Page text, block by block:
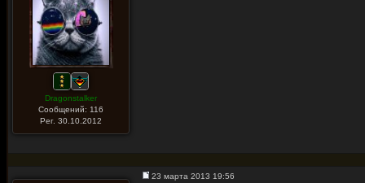
Dragonstalker
Сообщений: 116
Рег. 30.10.2012
23 марта 2013 19:56